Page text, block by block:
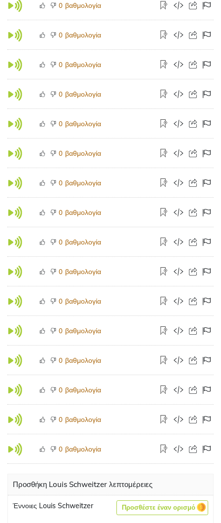
0 βαθμολογία
0 βαθμολογία
0 βαθμολογία
0 βαθμολογία
0 βαθμολογία
0 βαθμολογία
0 βαθμολογία
0 βαθμολογία
0 βαθμολογία
0 βαθμολογία
0 βαθμολογία
0 βαθμολογία
0 βαθμολογία
0 βαθμολογία
0 βαθμολογία
0 βαθμολογία
Προσθήκη Louis Schweitzer λεπτομέρειες
Έννοιες Louis Schweitzer Προσθέστε έναν ορισμό